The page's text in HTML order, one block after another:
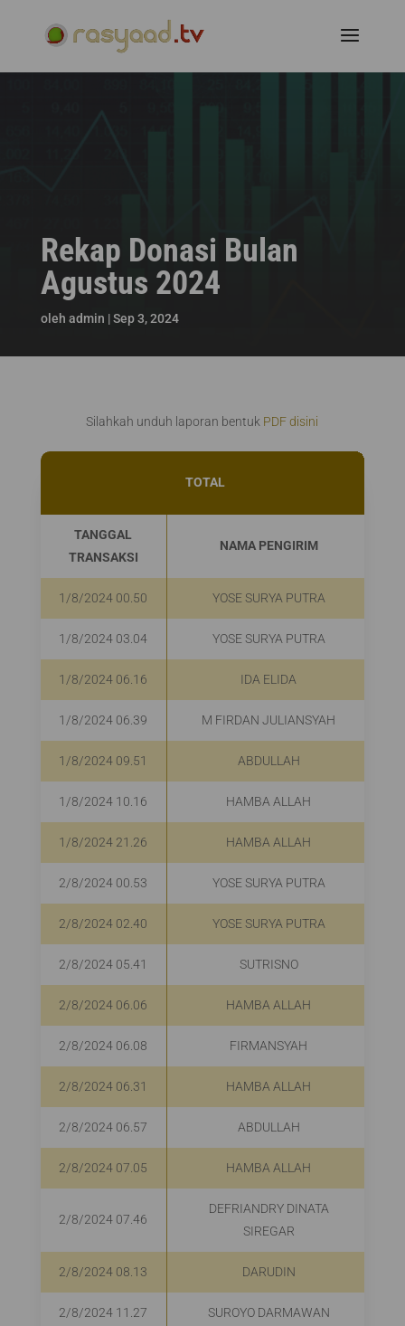
Rekap Donasi Bulan
Agustus 2024
oleh admin |Sep 3, 2024
Silahkah unduh laporan bentuk PDF disini
TOTAL
TANGGAL
TRANSAKSI
NAMA PENGIRIM
1/8/2024 00.50 YOSE SURYA PUTRA
1/8/2024 03.04 YOSE SURYA PUTRA
1/8/2024 06.16 IDA ELIDA
1/8/2024 06.39 M FIRDAN JULIANSYAH
1/8/2024 09.51 ABDULLAH
1/8/2024 10.16 HAMBA ALLAH
1/8/2024 21.26 HAMBA ALLAH
2/8/2024 00.53 YOSE SURYA PUTRA
2/8/2024 02.40 YOSE SURYA PUTRA
2/8/2024 05.41 SUTRISNO
2/8/2024 06.06 HAMBA ALLAH
2/8/2024 06.08 FIRMANSYAH
2/8/2024 06.31 HAMBA ALLAH
2/8/2024 06.57 ABDULLAH
2/8/2024 07.05 HAMBA ALLAH
2/8/2024 07.46
DEFRIANDRY DINATA
SIREGAR
2/8/2024 08.13 DARUDIN
2/8/2024 11.27 SUROYO DARMAWAN